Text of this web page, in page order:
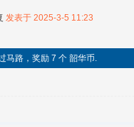
发表于 2025-3-5 11:23
马路，奖励 7 个 韶华币.